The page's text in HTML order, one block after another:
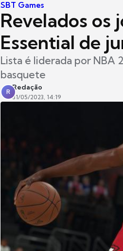
SBT Games
Revelados os
Essential de
Lista é liderada por NBA
basquete
R
Redação
31/05/2023, 14:19